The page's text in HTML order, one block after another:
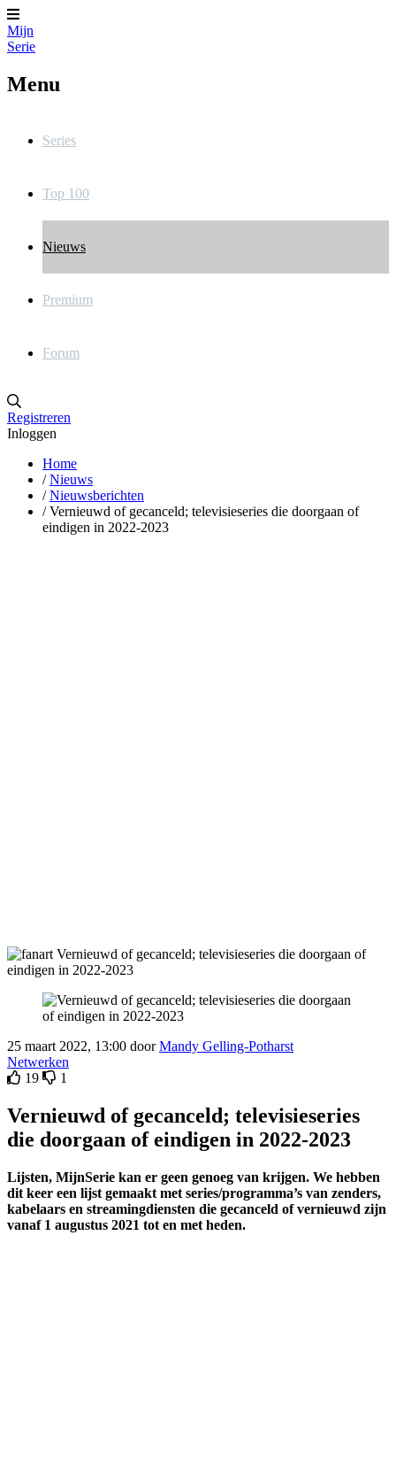
Mijn
Serie
Menu
Series
Top 100
Nieuws
Premium
Forum
Registreren
Inloggen
Home
/ Nieuws
/ Nieuwsberichten
/ Vernieuwd of gecanceld; televisieseries die doorgaan of
eindigen in 2022-2023
25 maart 2022, 13:00 doorMandy Gelling-Potharst
Netwerken
19
1
Vernieuwd of gecanceld; televisieseries
die doorgaan of eindigen in 2022-2023
Lijsten, MijnSerie kan er geen genoeg van krijgen. We hebben
dit keer een lijst gemaakt met series/programma’s van zenders,
kabelaars en streamingdiensten die gecanceld of vernieuwd zijn
vanaf 1 augustus 2021 tot en met heden.